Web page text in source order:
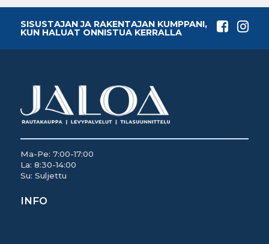
SISUSTAJAN JA RAKENTAJAN KUMPPANI,
KUN HALUAT ONNISTUA KERRALLA
Ma-Pe: 7:00-17:00
La: 8:30-14:00
Su: Suljettu
INFO